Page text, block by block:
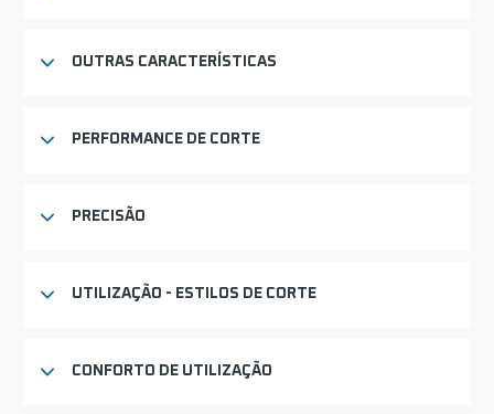
OUTRAS CARACTERÍSTICAS
PERFORMANCE DE CORTE
PRECISÃO
UTILIZAÇÃO - ESTILOS DE CORTE
CONFORTO DE UTILIZAÇÃO